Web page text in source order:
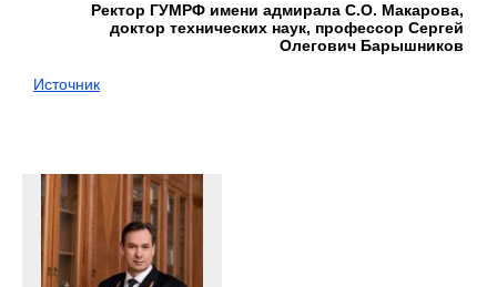
Ректор ГУМРФ имени адмирала С.О. Макарова,
доктор технических наук, профессор Сергей
Олегович Барышников
Источник